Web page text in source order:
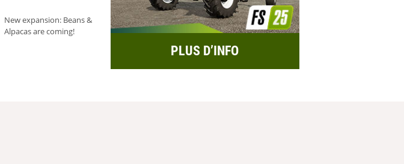
New expansion: Beans &
Alpacas are coming!
PLUS D’INFO